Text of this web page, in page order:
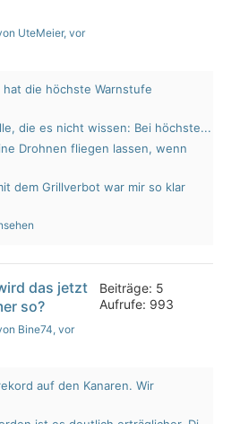
UteMeier, vor
hat die höchste Warnstufe
die es nicht wissen: Bei höchste...
Drohnen fliegen lassen, wenn
dem Grillverbot war mir so klar
das jetzt
so?
Bine74, vor
Beiträge: 5
Aufrufe: 993
auf den Kanaren. Wir